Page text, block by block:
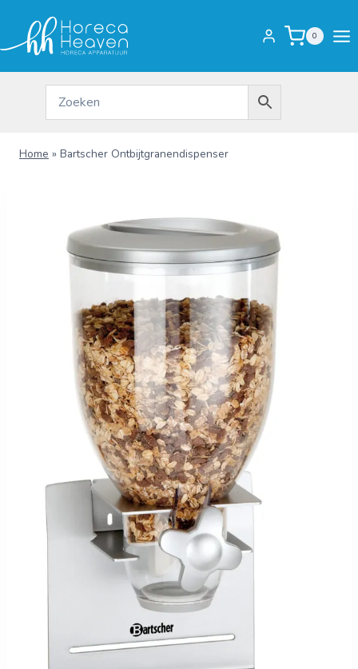
inhoud
0
Home » Bartscher Ontbijtgranendispenser